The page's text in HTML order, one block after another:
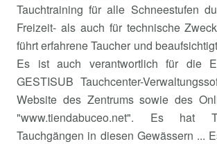
Tauchtraining für alle Schneestufen
Freizeit- als auch für technische
führt erfahrene Taucher und
Es ist auch verantwortlich für die
GESTISUB Tauchcenter-
Website des Zentrums sowie des
"www.tiendabuceo.net". Es hat
Tauchgängen in diesen Gewässern ...